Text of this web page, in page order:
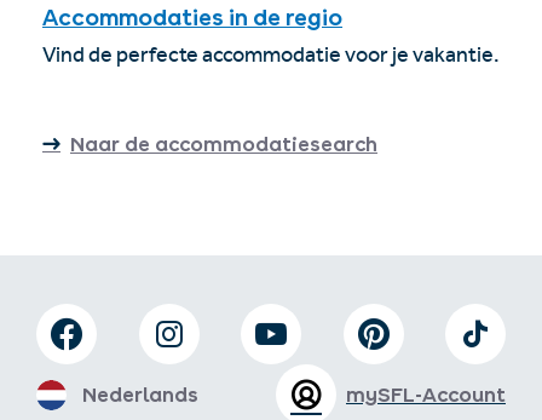
Accommodaties in de regio
Vind de perfecte accommodatie voor je vakantie.
Naar de accommodatiesearch
mySFL-Account
Nederlands